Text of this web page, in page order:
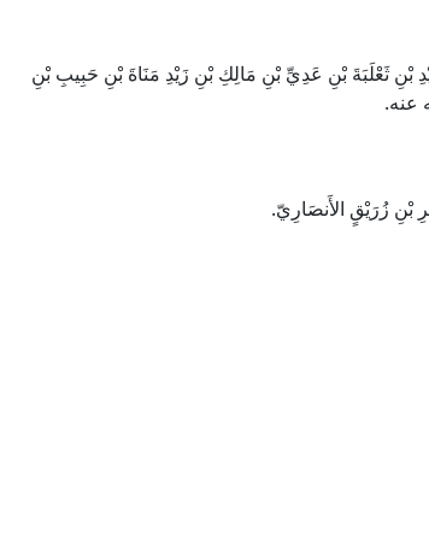
بْنِ ثَعْلَبَةَ بْنِ عَدِيِّ بْنِ مَالِكِ بْنِ زَيْدِ مَنَاةَ بْنِ حَبِيبِ بْنِ
عنه.
بْنِ زُرَيْقٍ الأَنصَارِيّ.